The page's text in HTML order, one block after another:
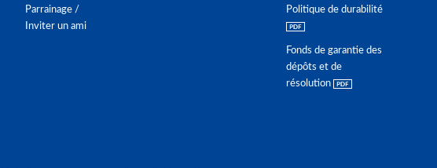
Parrainage /
Inviter un ami
Politique de durabilité
Fonds de garantie des
dépôts et de
résolution